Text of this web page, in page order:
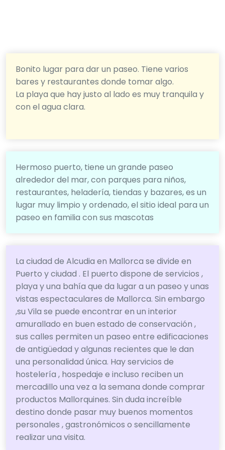
Bonito lugar para dar un paseo. Tiene varios
bares y restaurantes donde tomar algo.
La playa que hay justo al lado es muy tranquila y
con el agua clara.
Hermoso puerto, tiene un grande paseo
alrededor del mar, con parques para niños,
restaurantes, heladería, tiendas y bazares, es un
lugar muy limpio y ordenado, el sitio ideal para un
paseo en familia con sus mascotas
La ciudad de Alcudia en Mallorca se divide en
Puerto y ciudad . El puerto dispone de servicios ,
playa y una bahía que da lugar a un paseo y unas
vistas espectaculares de Mallorca. Sin embargo
,su Vila se puede encontrar en un interior
amurallado en buen estado de conservación ,
sus calles permiten un paseo entre edificaciones
de antigüedad y algunas recientes que le dan
una personalidad única. Hay servicios de
hostelería , hospedaje e incluso reciben un
mercadillo una vez a la semana donde comprar
productos Mallorquines. Sin duda increíble
destino donde pasar muy buenos momentos
personales , gastronómicos o sencillamente
realizar una visita.